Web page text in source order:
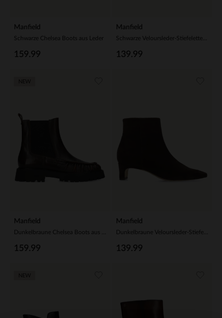
Manfield
Schwarze Chelsea Boots aus Leder
159.99
Manfield
139.99
Manfield
159.99
Manfield
139.99